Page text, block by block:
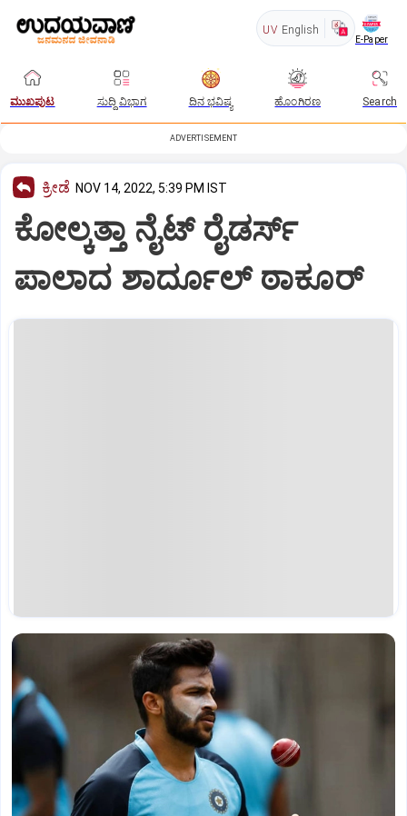
UV English
E-Paper
ಮುಖಪುಟ ಸುದ್ದಿ ವಿಭಾಗ ದಿನ ಭವಿಷ್ಯ ಹೊಂಗಿರಣ Search
ADVERTISEMENT
ಕ್ರೀಡೆ NOV 14, 2022, 5:39 PM IST
ಕೋಲ್ಕತ್ತಾ ನೈಟ್ ರೈಡರ್ಸ್
ಪಾಲಾದ ಶಾರ್ದೂಲ್ ಠಾಕೂರ್